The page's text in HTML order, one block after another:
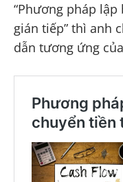
“Phương pháp
gián tiếp” thì anh
dẫn tương ứng